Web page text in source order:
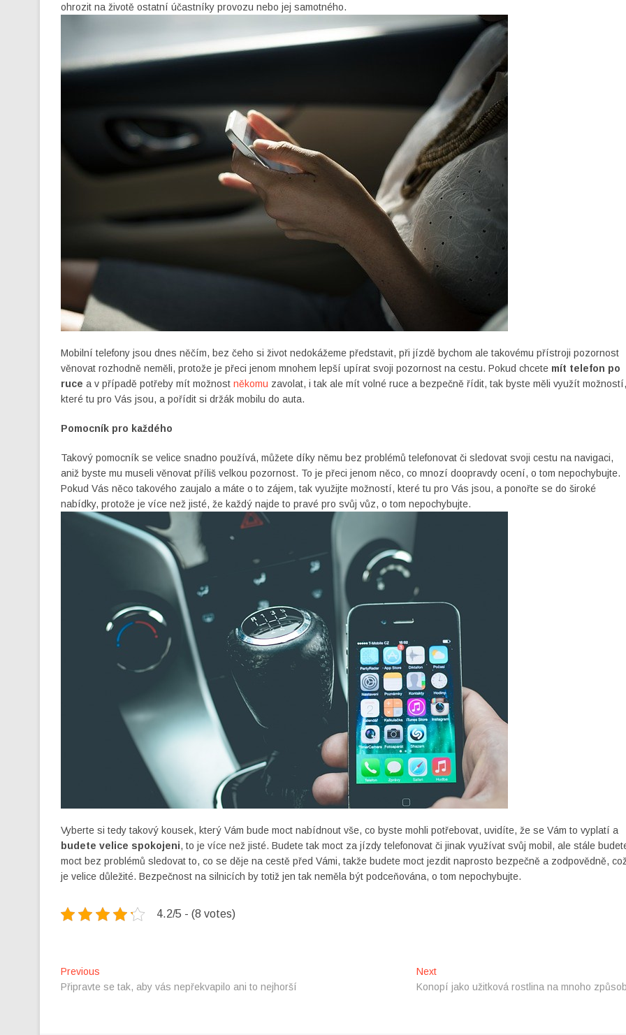
ohrozit na životě ostatní účastníky provozu nebo jej samotného.
Mobilní telefony jsou dnes něčím, bez čeho si život nedokážeme představit, při jízdě bychom ale takovému přístroji pozornost
věnovat rozhodně neměli, protože je přeci jenom mnohem lepší upírat svoji pozornost na cestu. Pokud chcete mít telefon po
ruce a v případě potřeby mít možnost někomu zavolat, i tak ale mít volné ruce a bezpečně řídit, tak byste měli využít možností,
které tu pro Vás jsou, a pořídit si držák mobilu do auta.
Pomocník pro každého
Takový pomocník se velice snadno používá, můžete díky němu bez problémů telefonovat či sledovat svoji cestu na navigaci,
aniž byste mu museli věnovat příliš velkou pozornost. To je přeci jenom něco, co mnozí doopravdy ocení, o tom nepochybujte.
Pokud Vás něco takového zaujalo a máte o to zájem, tak využijte možností, které tu pro Vás jsou, a ponořte se do široké
nabídky, protože je více než jisté, že každý najde to pravé pro svůj vůz, o tom nepochybujte.
Vyberte si tedy takový kousek, který Vám bude moct nabídnout vše, co byste mohli potřebovat, uvidíte, že se Vám to vyplatí a
budete velice spokojeni, to je více než jisté. Budete tak moct za jízdy telefonovat či jinak využívat svůj mobil, ale stále
moct bez problémů sledovat to, co se děje na cestě před Vámi, takže budete moct jezdit naprosto bezpečně a zodpovědně, což
je velice důležité. Bezpečnost na silnicích by totiž jen tak neměla být podceňována, o tom nepochybujte.
4.2/5 - (8 votes)
Navigace
pro
Previous
post:
Připravte se tak, aby vás nepřekvapilo ani to nejhorší
NextNext
post:
Konopí jako užitková rostlina na mnoho